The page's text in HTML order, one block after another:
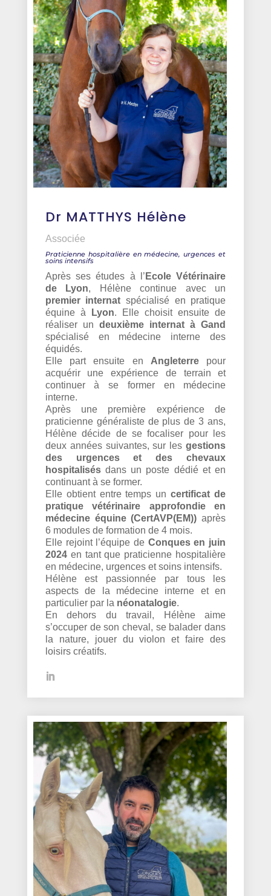
Dr MATTHYS Hélène
Associée
Praticienne hospitalière en médecine, urgences et
soins intensifs
Après ses études à l’ Ecole Vétérinaire
de Lyon, Hélène continue avec un
premier internat spécialisé en pratique
équine à
Lyon. Elle choisit ensuite de
réaliser un deuxième internat à Gand
spécialisé en médecine interne des
équidés.
Elle part ensuite en Angleterrepour
acquérir une expérience de terrain et
continuer à se former en médecine
interne.
Après une première expérience de
praticienne généraliste de plus de 3 ans,
Hélène décide de se focaliser pour les
deux années suivantes, sur lesgestions
des urgences et des chevaux
hospitalisésdans un poste dédié et en
continuant à se former.
Elle obtient entre temps uncertificat de
pratique vétérinaire approfondie en
médecine équine (CertAVP(EM)) après
6 modules de formation de 4 mois.
Elle rejoint l’équipe de Conques en juin
2024en tant que praticienne hospitalière
en médecine, urgences et soins intensifs.
Hélène est passionnée par tous les
aspects de la médecine interne et en
particulier par la néonatalogie.
En dehors du travail, Hélène aime
s’occuper de son cheval, se balader dans
la nature, jouer du violon et faire des
loisirs créatifs.